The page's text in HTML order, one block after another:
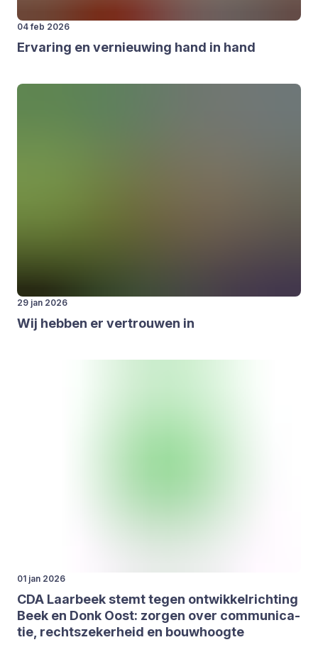
04 feb 2026
Erva­ring en ver­nieu­wing hand in hand
29 jan 2026
Wij heb­ben er ver­trou­wen in
01 jan 2026
CDA Laar­beek stemt tegen ont­wik­kel­rich­ting
Beek en Donk Oost: zor­gen over com­mu­ni­ca­
tie, rechts­ze­ker­heid en bouw­hoog­te